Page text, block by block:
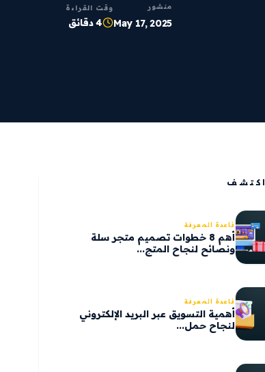
منشور
May 17, 2025
وقت القراءة
4 دقائق
اكتشف
قاعدة المعرفة
أهم 8 خطوات تصميم متجر سلة
ونصائح لنجاح المتج...
قاعدة المعرفة
أهمية التسويق عبر البريد الإلكتروني
لنجاح حمل...